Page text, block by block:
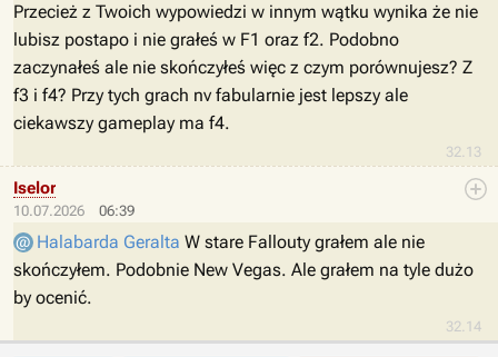
32.13
Przecież z Twoich wypowiedzi w innym wątku wynika że nie
lubisz postapo i nie grałeś w F1 oraz f2. Podobno
zaczynałeś ale nie skończyłeś więc z czym porównujesz? Z
f3 i f4? Przy tych grach nv fabularnie jest lepszy ale
ciekawszy gameplay ma f4.
10.07.2026 06:39
32.14
Iselor
Halabarda Geralta W stare Fallouty grałem ale nie
skończyłem. Podobnie New Vegas. Ale grałem na tyle dużo
by ocenić.